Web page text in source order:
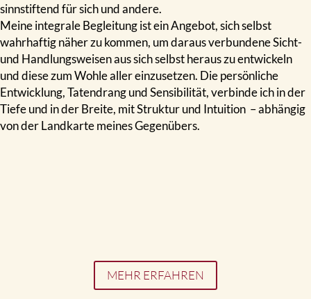
sinnstiftend für sich und andere.
Meine integrale Begleitung ist ein Angebot, sich selbst
wahrhaftig näher zu kommen, um daraus verbundene Sicht-
und Handlungsweisen aus sich selbst heraus zu entwickeln
und diese zum Wohle aller einzusetzen. Die persönliche
Entwicklung, Tatendrang und Sensibilität, verbinde ich in der
Tiefe und in der Breite, mit Struktur und Intuition – abhängig
von der Landkarte meines Gegenübers.
MEHR ERFAHREN